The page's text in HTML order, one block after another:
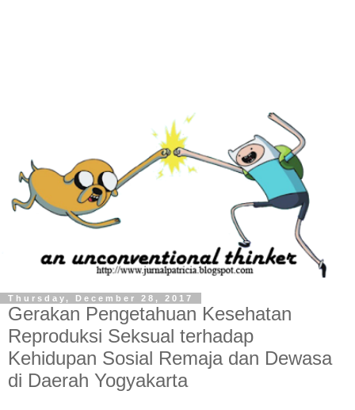
Thursday, December 28, 2017
Gerakan Pengetahuan Kesehatan
Reproduksi Seksual terhadap
Kehidupan Sosial Remaja dan Dewasa
di Daerah Yogyakarta